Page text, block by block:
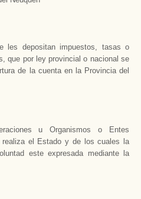
les depositan impuestos, tasas o
que por ley provincial o nacional se
de la cuenta en la Provincia del
u Organismos o Entes
realiza el Estado y de los cuales la
este expresada mediante la